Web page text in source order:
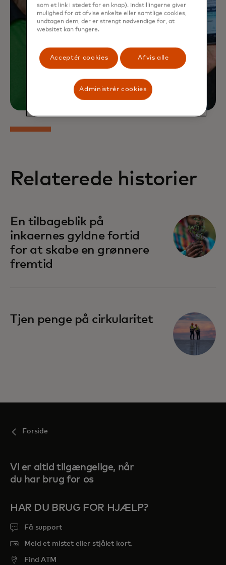
Relaterede historier
En tilbageblik på
inkaernes gyldne fortid
for at skabe en grønnere
fremtid
Tjen penge på cirkularitet
Forside
Vi er altid tilgængelige, når
du har brug for os
HAR DU BRUG FOR HJÆLP?
Få support
Meld et mistet eller stjålet kort.
Find ATM
som et link i stedet for en knap). Indstillingerne giver
mulighed for at afvise enkelte eller samtlige cookies,
undtagen dem, der er strengt nødvendige for, at
websitet kan fungere.
Acceptér cookies Afvis alle
Administrér cookies